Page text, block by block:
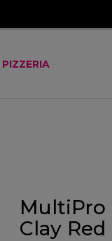
PIZZERIA
MultiPro
Clay Red